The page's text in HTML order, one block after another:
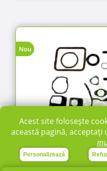
Nou
Garnituri
Set garnituri superior
Acest site folosește
această pagină,
Personalizează